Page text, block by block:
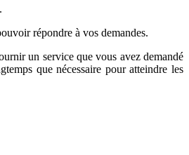
répondre à vos demandes.
un service que vous avez demandé
que nécessaire pour atteindre les